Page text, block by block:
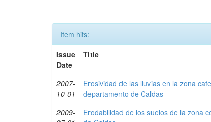
Item hits:
Issue
Date
Title
2007-
10-01
Erosividad de las lluvias en la zona
departamento de Caldas
2009-
Erodabilidad de los suelos de la zona